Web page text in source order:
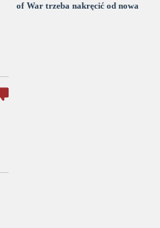
of War trzeba nakręcić od nowa